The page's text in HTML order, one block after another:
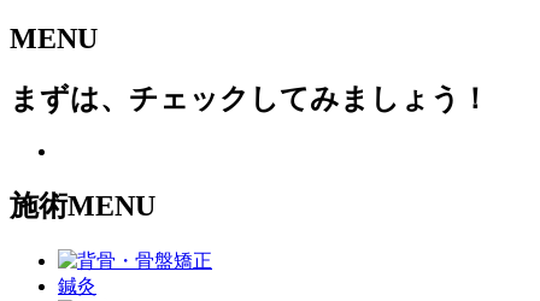
MENU
まずは、チェックしてみましょう！
施術MENU
鍼灸